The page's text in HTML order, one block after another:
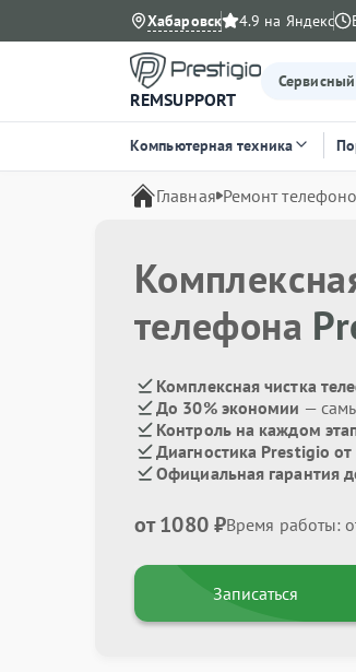
Хабаровск 4.9 на Яндекс
REMSUPPORT
Компьютерная техника
Главная Ремонт
телефона
Комплексная чистка
До 30% экономии —
Контроль на каждом
Диагностика Prestigio
Официальная гарантия
от 1080 ₽Время работы:
Записаться